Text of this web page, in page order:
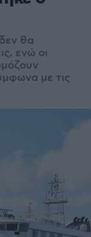
θα
ενώ οι
με τις